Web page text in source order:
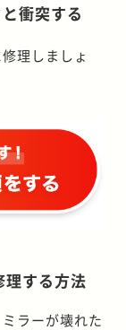
衝突する
理しましょ
理する方法
ラーが壊れた